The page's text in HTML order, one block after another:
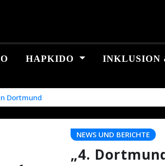
HAPKIDO INKLUSION
Dortmund
NEWS UND BERICHTE
„4.